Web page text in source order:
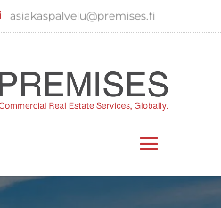
asiakaspalvelu@premises.fi